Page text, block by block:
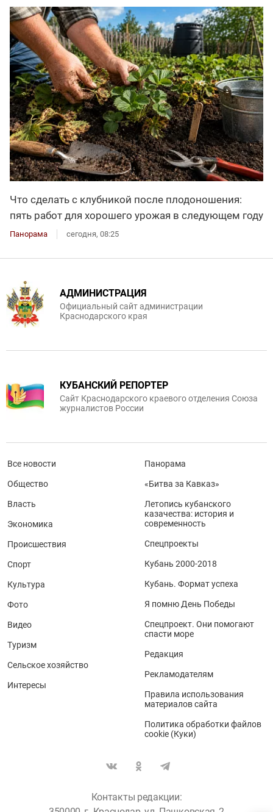
Что сделать с клубникой после плодоношения:
пять работ для хорошего урожая в следующем году
Панорама сегодня, 08:25
АДМИНИСТРАЦИЯ
Официальный сайт администрации
Краснодарского края
КУБАНСКИЙ РЕПОРТЕР
Сайт Краснодарского краевого отделения Союза
журналистов России
Все новости
Общество
Власть
Экономика
Происшествия
Спорт
Культура
Фото
Видео
Туризм
Сельское хозяйство
Интересы
Панорама
«Битва за Кавказ»
Летопись кубанского
казачества: история и
современность
Спецпроекты
Кубань 2000-2018
Кубань. Формат успеха
Я помню День Победы
Спецпроект. Они помогают
спасти море
Редакция
Рекламодателям
Правила использования
материалов сайта
Политика обработки файлов
cookie (Куки)
Контакты редакции: